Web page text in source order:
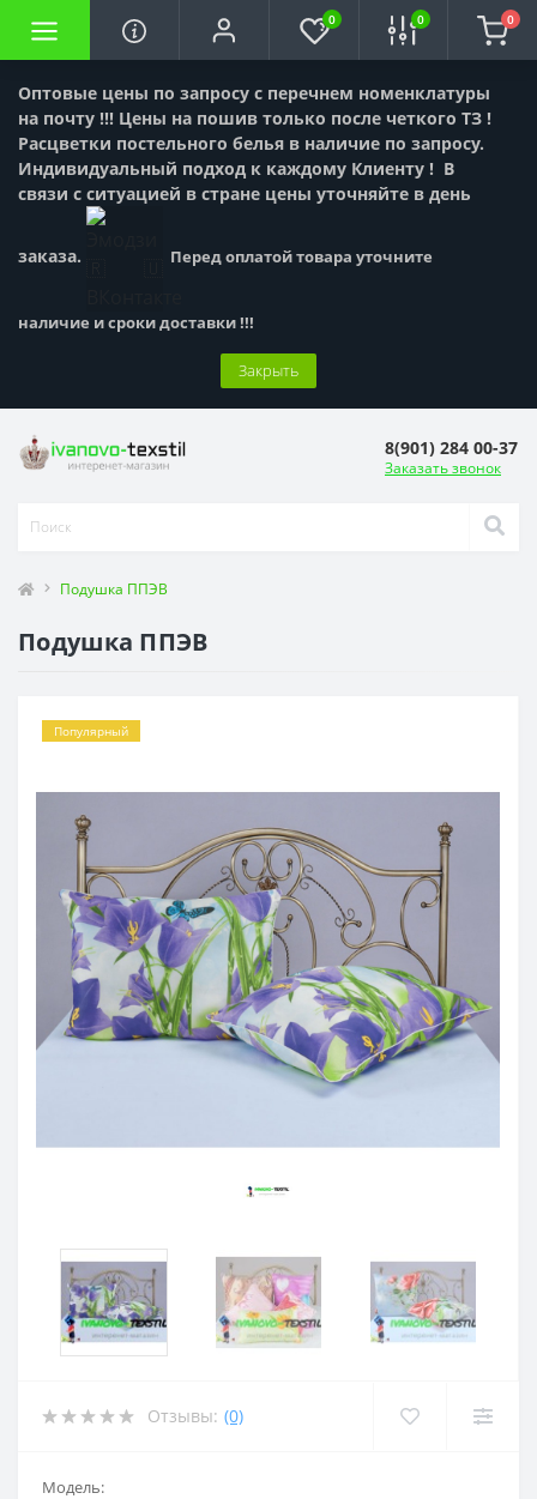
Оптовые цены по запросу с перечнем номенклатуры
на почту !!! Цены на пошив только после четкого ТЗ !
Расцветки постельного белья в наличие по запросу.
Индивидуальный подход к каждому Клиенту ! В
связи с ситуацией в стране цены уточняйте в день
заказа. Перед оплатой товара уточните
наличие и сроки доставки !!!
Закрыть
0 0 0
8(901) 284 00-37
Заказать звонок
Подушка ППЭВ
Подушка ППЭВ
Популярный
Отзывы: (0)
Модель: